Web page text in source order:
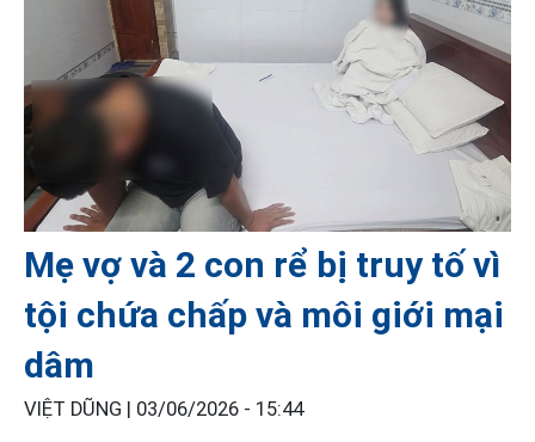
Mẹ vợ và 2 con rể bị truy tố vì
tội chứa chấp và môi giới mại
dâm
VIỆT DŨNG | 03/06/2026 - 15:44